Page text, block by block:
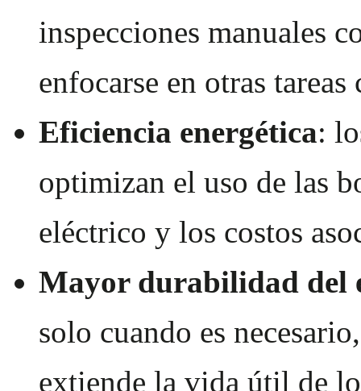
inspecciones manuales
enfocarse en otras tareas
Eficiencia energética:
optimizan el uso de las
eléctrico y los costos
Mayor durabilidad del
solo cuando es
extiende la vida útil de